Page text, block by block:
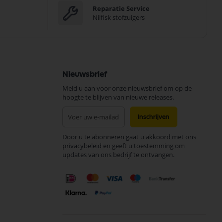
Reparatie Service
Nilfisk stofzuigers
Nieuwsbrief
Meld u aan voor onze nieuwsbrief om op de
hoogte te blijven van nieuwe releases.
onze
nieuwsbrief
Inschrijven
Door u te abonneren gaat u akkoord met ons
privacybeleid en geeft u toestemming om
updates van ons bedrijf te ontvangen.